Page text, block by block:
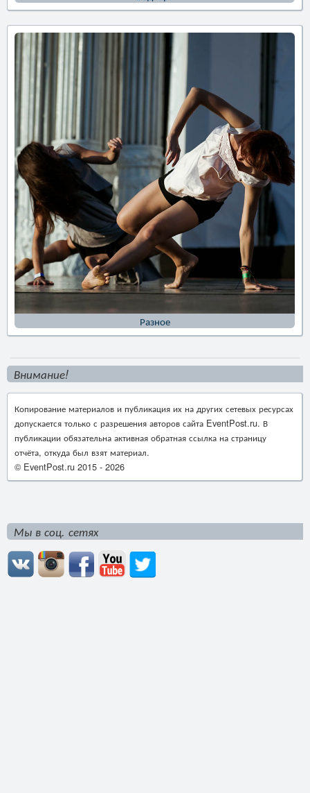
Разное
Внимание!
Копирование материалов и публикация их на других сетевых ресурсах
допускается только с разрешения авторов сайта EventPost.ru. В
публикации обязательна активная обратная ссылка на страницу
отчёта, откуда был взят материал.
© EventPost.ru 2015 - 2026
Мы в соц. сетях